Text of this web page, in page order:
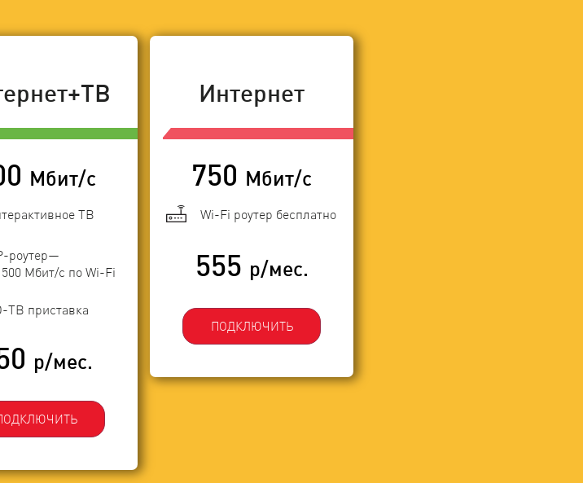
Мбит/с
ТВ
роутер—
Мбит/с по Wi-Fi
ТВ приставка
р/мес.
Интернет
750 Мбит/с
Wi-Fi роутер бесплатно
555 р/мес.
ПОДКЛЮЧИТЬ